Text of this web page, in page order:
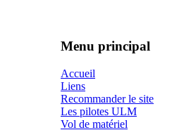
Menu principal
Accueil
Liens
Recommander le site
Les pilotes ULM
Vol de matériel